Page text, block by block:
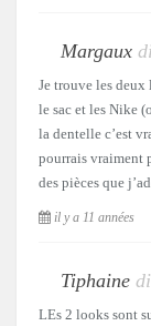
Margaux
Je trouve les deux
le sac et les Nike
la dentelle c’est
pourrais vraiment
des pièces que
il y a 11 années
Tiphaine
LEs 2 looks sont